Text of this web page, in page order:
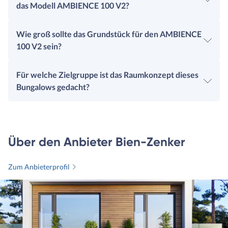
das Modell AMBIENCE 100 V2?
Wie groß sollte das Grundstück für den AMBIENCE
100 V2 sein?
Für welche Zielgruppe ist das Raumkonzept dieses
Bungalows gedacht?
Über den Anbieter Bien-Zenker
Zum Anbieterprofil